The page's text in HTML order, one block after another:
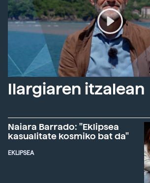
Ilargiaren itzalean
Naiara Barrado: "Eklipsea
kasualitate kosmiko bat da"
EKLIPSEA